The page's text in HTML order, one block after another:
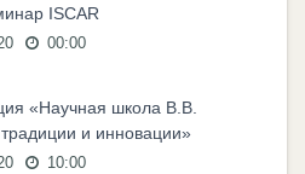
ISCAR
00:00
«Научная школа В.В.
и инновации»
10:00